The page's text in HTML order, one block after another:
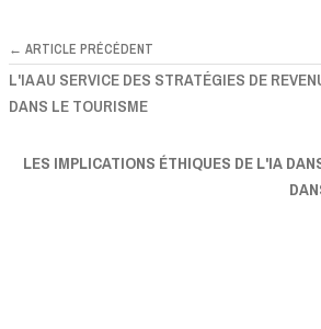
← ARTICLE PRÉCÉDENT
L'IA AU SERVICE DES STRATÉGIES DE
DANS LE TOURISME
LES IMPLICATIONS ÉTHIQUES DE L'IA